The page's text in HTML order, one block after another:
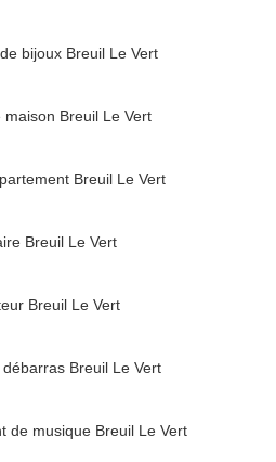
bijoux Breuil Le Vert
maison Breuil Le Vert
Breuil Le Vert
Breuil Le Vert
Breuil Le Vert
Breuil Le Vert
de musique Breuil Le Vert